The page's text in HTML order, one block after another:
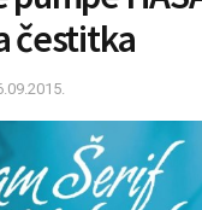
čestitka